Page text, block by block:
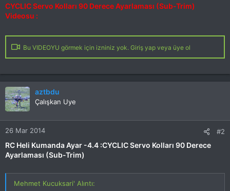
CYCLIC Servo Kolları 90 Derece Ayarlaması (Sub-Trim)
Videosu :
Bu VIDEOYU görmek için izniniz yok. Giriş yap veya üye ol
aztbdu
Çalışkan Uye
26 Mar 2014 #2
RC Heli Kumanda Ayar -4.4 :CYCLIC Servo Kolları 90 Derece
Ayarlaması (Sub-Trim)
Mehmet Kucuksari' Alıntı: